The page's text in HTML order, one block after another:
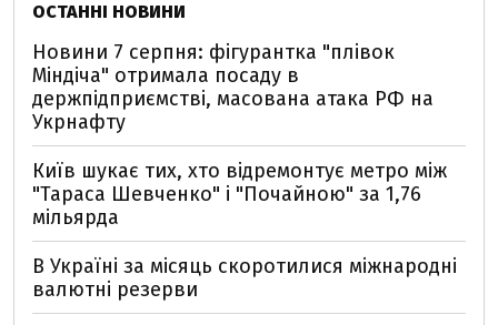
ОСТАННІ НОВИНИ
Новини 7 серпня: фігурантка "плівок
Міндіча" отримала посаду в
держпідприємстві, масована атака РФ на
Укрнафту
Київ шукає тих, хто відремонтує метро між
"Тараса Шевченко" і "Почайною" за 1,76
мільярда
В Україні за місяць скоротилися міжнародні
валютні резерви